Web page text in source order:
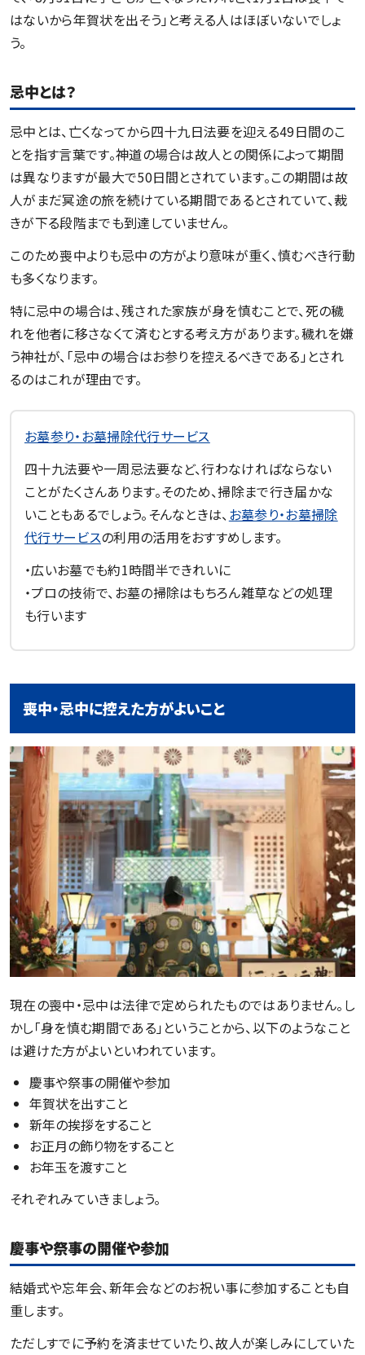
はないから年賀状を出そう」と考える人はほぼいないでしょ
う。
忌中とは？
忌中とは、亡くなってから四十九日法要を迎える49日間のこ
とを指す言葉です。神道の場合は故人との関係によって期間
は異なりますが最大で50日間とされています。この期間は故
人がまだ冥途の旅を続けている期間であるとされていて、裁
きが下る段階までも到達していません。
このため喪中よりも忌中の方がより意味が重く、慎むべき行動
も多くなります。
特に忌中の場合は、残された家族が身を慎むことで、死の穢
れを他者に移さなくて済むとする考え方があります。穢れを嫌
う神社が、「忌中の場合はお参りを控えるべきである」とされ
るのはこれが理由です。
お墓参り・お墓掃除代行サービス
四十九法要や一周忌法要など、行わなければならない
ことがたくさんあります。そのため、掃除まで行き届かな
いこともあるでしょう。そんなときは、お墓参り・お墓掃除
代行サービスの利用の活用をおすすめします。
・広いお墓でも約1時間半できれいに
・プロの技術で、お墓の掃除はもちろん雑草などの処理
も行います
喪中・忌中に控えた方がよいこと
現在の喪中・忌中は法律で定められたものではありません。し
かし「身を慎む期間である」ということから、以下のようなこと
は避けた方がよいといわれています。
慶事や祭事の開催や参加
年賀状を出すこと
新年の挨拶をすること
お正月の飾り物をすること
お年玉を渡すこと
それぞれみていきましょう。
慶事や祭事の開催や参加
結婚式や忘年会、新年会などのお祝い事に参加することも自
重します。
ただしすでに予約を済ませていたり、故人が楽しみにしていた